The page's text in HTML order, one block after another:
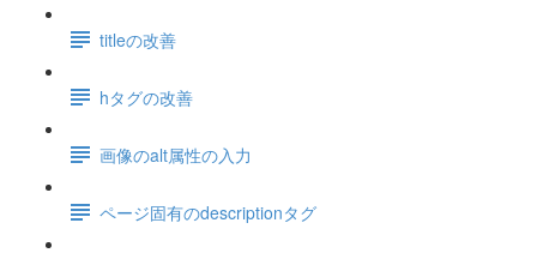
titleの改善
hタグの改善
画像のalt属性の入力
ページ固有のdescriptionタグ